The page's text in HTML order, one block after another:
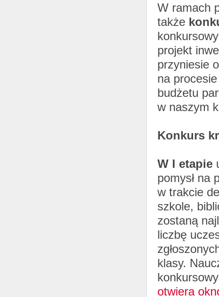
W ramach
także
projekt
przyniesie
na
budżetu
w naszym
Konkurs
W I etapie
pomysł na
w trakcie
szkole,
zostaną
liczbę
klasy.
otwiera